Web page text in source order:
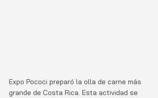
Expo Pococi preparó la olla de carne más
grande de Costa Rica. Esta actividad se